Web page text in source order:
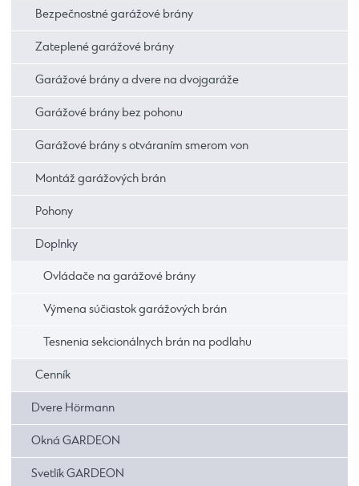
Bezpečnostné garážové brány
Zateplené garážové brány
Garážové brány a dvere na dvojgaráže
Garážové brány bez pohonu
Garážové brány s otváraním smerom von
Montáž garážových brán
Pohony
Doplnky
Ovládače na garážové brány
Výmena súčiastok garážových brán
Tesnenia sekcionálnych brán na podlahu
Cenník
Dvere Hörmann
Okná GARDEON
Svetlík GARDEON